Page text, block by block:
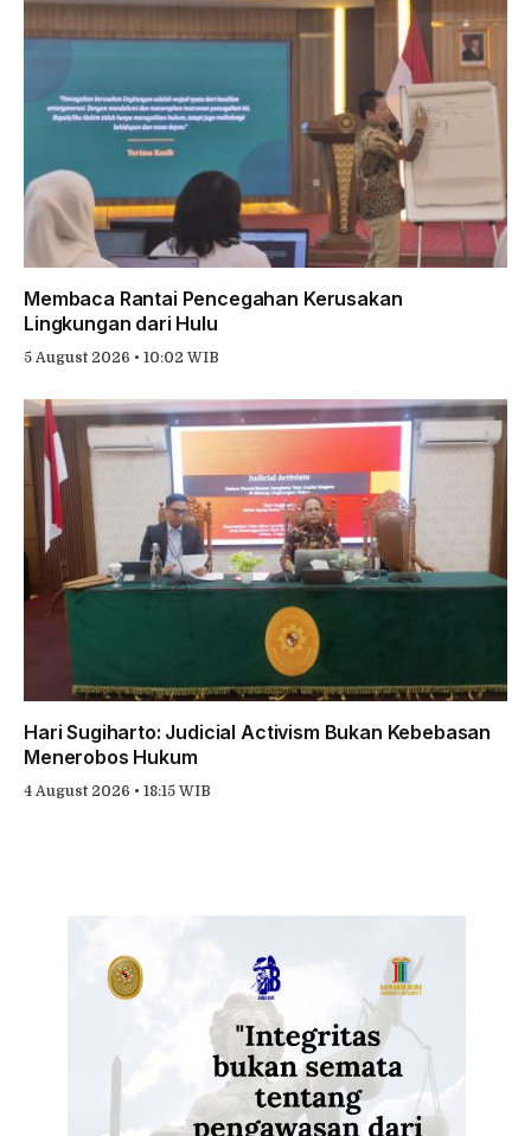
Membaca Rantai Pencegahan Kerusakan
Lingkungan dari Hulu
5 August 2026 • 10:02 WIB
Hari Sugiharto: Judicial Activism Bukan Kebebasan
Menerobos Hukum
4 August 2026 • 18:15 WIB